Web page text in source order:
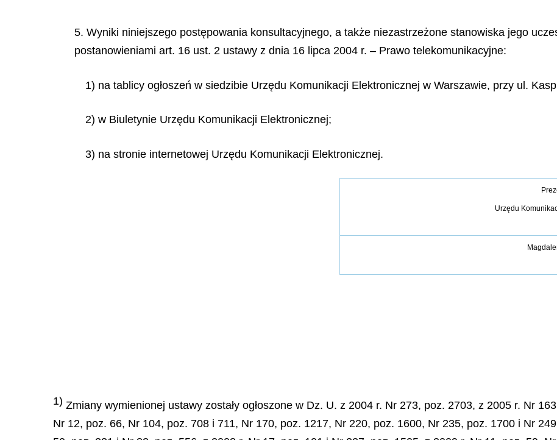
5. Wyniki niniejszego postępowania konsultacyjnego, a także niezastrzeżone stanowiska jego
postanowieniami art. 16 ust. 2 ustawy z dnia 16 lipca 2004 r. – Prawo telekomunikacyjne:
1) na tablicy ogłoszeń w siedzibie Urzędu Komunikacji Elektronicznej w Warszawie, przy ul.
2) w Biuletynie Urzędu Komunikacji Elektronicznej;
3) na stronie internetowej Urzędu Komunikacji Elektronicznej.
Urzędu
1) Zmiany wymienionej ustawy zostały ogłoszone w Dz. U. z 2004 r. Nr 273, poz. 2703, z 2005 r. Nr
Nr 12, poz. 66, Nr 104, poz. 708 i 711, Nr 170, poz. 1217, Nr 220, poz. 1600, Nr 235, poz. 1700 i Nr